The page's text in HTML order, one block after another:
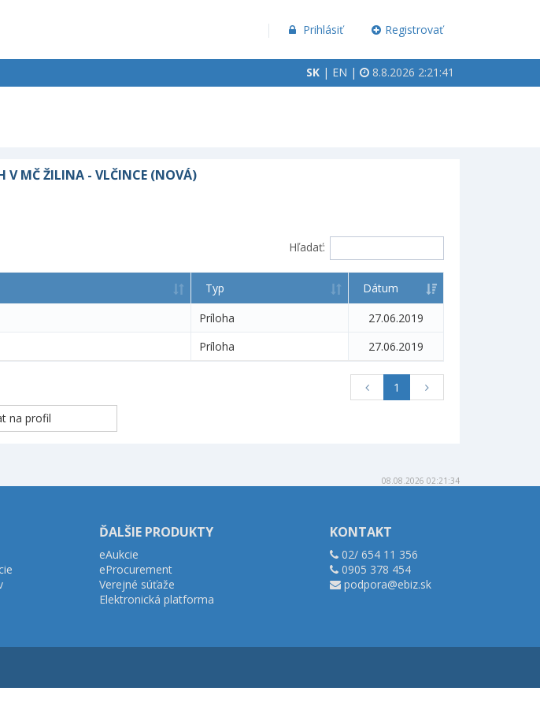
Prihlásiť Registrovať
SK | EN | 8.8.2026 2:21:42
V MČ ŽILINA - VLČINCE (NOVÁ)
Hľadať:
Typ
Dátum
Príloha
27.06.2019
Príloha 27.06.2019
1
08.08.2026 02:21:34
ĎALŠIE PRODUKTY
eAukcie
eProcurement
Verejné súťaže
Elektronická platforma
KONTAKT
02/ 654 11 356
0905 378 454
podpora@ebiz.sk